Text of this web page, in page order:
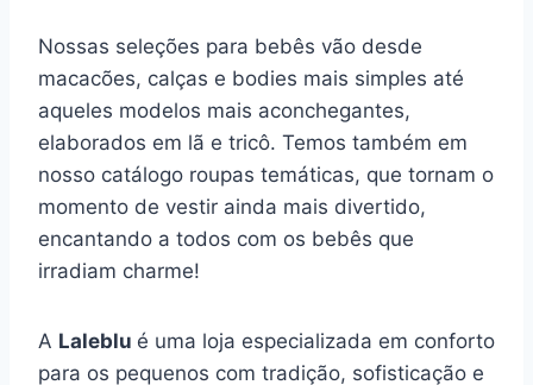
Nossas seleções para bebês vão desde
macacões, calças e bodies mais simples até
aqueles modelos mais aconchegantes,
elaborados em lã e tricô. Temos também em
nosso catálogo roupas temáticas, que tornam o
momento de vestir ainda mais divertido,
encantando a todos com os bebês que
irradiam charme!
A Laleblu é uma loja especializada em conforto
para os pequenos com tradição, sofisticação e